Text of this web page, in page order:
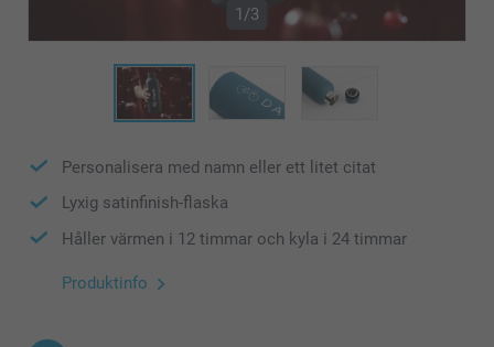
1/3
Personalisera med namn eller ett litet citat
Lyxig satinfinish-flaska
Håller värmen i 12 timmar och kyla i 24 timmar
Produktinfo